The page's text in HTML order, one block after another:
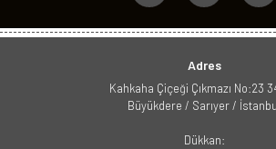
Adres
Kahkaha Çiçeği Çıkmazı No:23
Büyükdere / Sarıyer /
Dükkan: